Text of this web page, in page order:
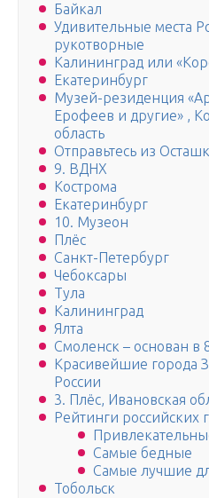
Байкал
Удивительные места
рукотворные
Калининград или
Екатеринбург
Музей-резиденция
Ерофеев и другие» ,
область
Отправьтесь из
9. ВДНХ
Кострома
Екатеринбург
10. Музеон
Плёс
Санкт-Петербург
Чебоксары
Тула
Калининград
Ялта
Смоленск – основан в
Красивейшие города
России
3. Плёс, Ивановская
Рейтинги российских
Самые бедные
Самые лучшие
Тобольск